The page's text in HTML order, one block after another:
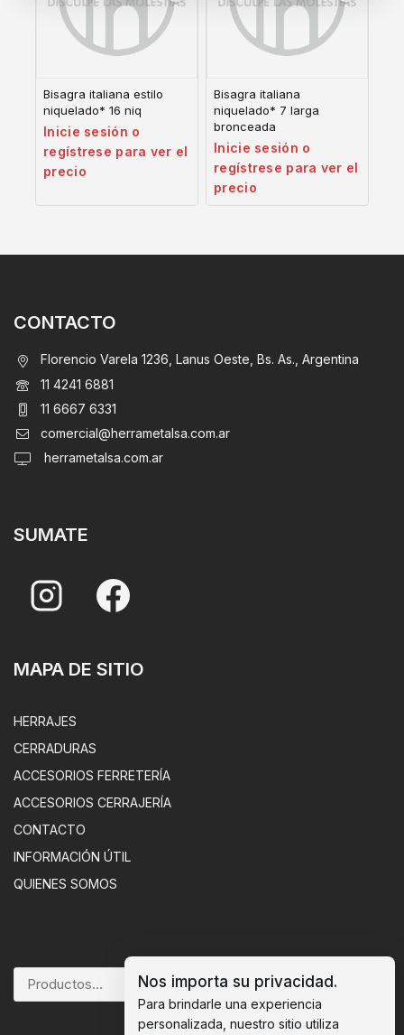
Bisagra italiana estilo
niquelado* 16 niq
Inicie sesión o
regístrese para ver el
precio
Bisagra italiana
niquelado* 7 larga
bronceada
Inicie sesión o
regístrese para ver el
precio
CONTACTO
Florencio Varela 1236, Lanus Oeste, Bs. As., Argentina
11 4241 6881
11 6667 6331
comercial@herrametalsa.com.ar
herrametalsa.com.ar
SUMATE
MAPA DE SITIO
HERRAJES
CERRADURAS
ACCESORIOS FERRETERÍA
ACCESORIOS CERRAJERÍA
CONTACTO
INFORMACIÓN ÚTIL
QUIENES SOMOS
BUSCAR
Nos importa su privacidad.
Para brindarle una experiencia
personalizada, nuestro sitio utiliza